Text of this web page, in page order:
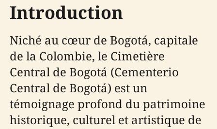
Introduction
Niché au cœur de Bogotá, capitale
de la Colombie, le Cimetière
Central de Bogotá (Cementerio
Central de Bogotá) est un
témoignage profond du patrimoine
historique, culturel et artistique de